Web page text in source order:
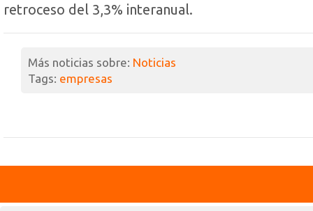
retroceso del 3,3% interanual.
Más noticias sobre: Noticias
Tags: empresas